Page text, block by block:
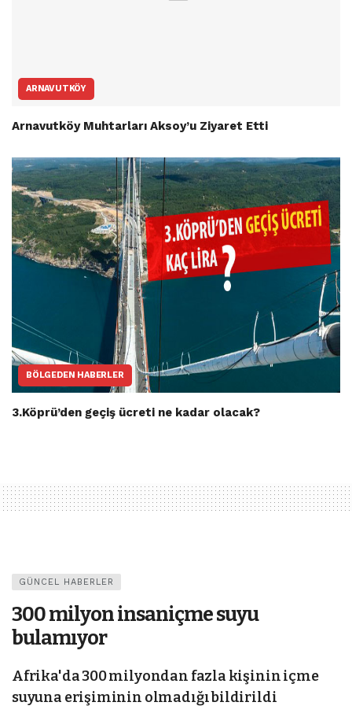
ARNAVUTKÖY
Arnavutköy Muhtarları Aksoy’u Ziyaret Etti
BÖLGEDEN HABERLER
3.Köprü’den geçiş ücreti ne kadar olacak?
GÜNCEL HABERLER
300 milyon insaniçme suyu
bulamıyor
Afrika'da 300 milyondan fazla kişinin içme
suyuna erişiminin olmadığı bildirildi